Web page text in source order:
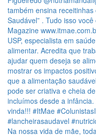
Na nossa vida de mãe,